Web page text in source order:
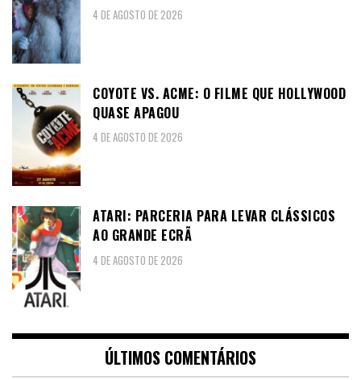
4 DE AGOSTO DE 2026
COYOTE VS. ACME: O FILME QUE HOLLYWOOD
QUASE APAGOU
4 DE AGOSTO DE 2026
ATARI: PARCERIA PARA LEVAR CLÁSSICOS
AO GRANDE ECRÃ
4 DE AGOSTO DE 2026
ÚLTIMOS COMENTÁRIOS